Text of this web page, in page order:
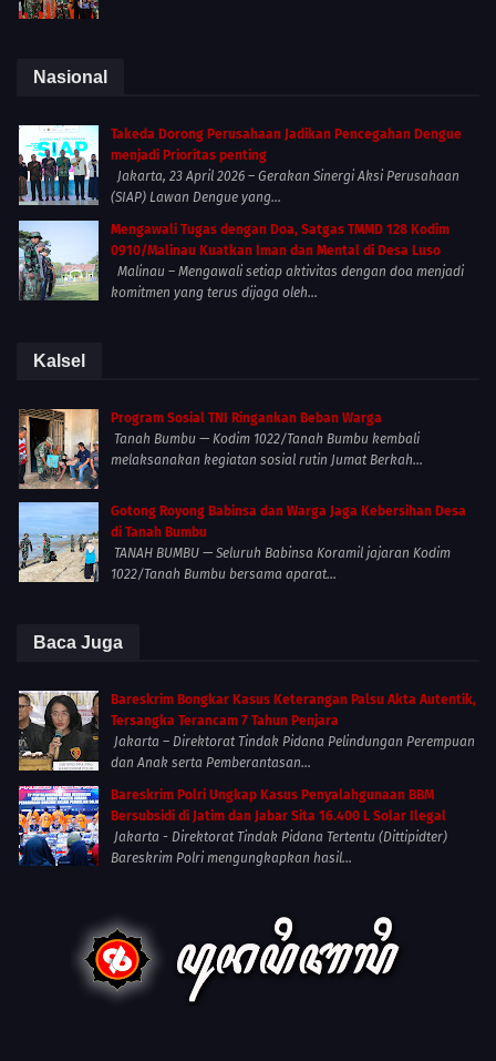
Nasional
Takeda Dorong Perusahaan Jadikan Pencegahan Dengue
menjadi Prioritas penting
Jakarta, 23 April 2026 – Gerakan Sinergi Aksi Perusahaan
(SIAP) Lawan Dengue yang...
Mengawali Tugas dengan Doa, Satgas TMMD 128 Kodim
0910/Malinau Kuatkan Iman dan Mental di Desa Luso
Malinau – Mengawali setiap aktivitas dengan doa menjadi
komitmen yang terus dijaga oleh...
Kalsel
Program Sosial TNI Ringankan Beban Warga
Tanah Bumbu — Kodim 1022/Tanah Bumbu kembali
melaksanakan kegiatan sosial rutin Jumat Berkah...
Gotong Royong Babinsa dan Warga Jaga Kebersihan Desa
di Tanah Bumbu
TANAH BUMBU — Seluruh Babinsa Koramil jajaran Kodim
1022/Tanah Bumbu bersama aparat...
Baca Juga
Bareskrim Bongkar Kasus Keterangan Palsu Akta Autentik,
Tersangka Terancam 7 Tahun Penjara
Jakarta – Direktorat Tindak Pidana Pelindungan Perempuan
dan Anak serta Pemberantasan...
Bareskrim Polri Ungkap Kasus Penyalahgunaan BBM
Bersubsidi di Jatim dan Jabar Sita 16.400 L Solar Ilegal
Jakarta - Direktorat Tindak Pidana Tertentu (Dittipidter)
Bareskrim Polri mengungkapkan hasil...